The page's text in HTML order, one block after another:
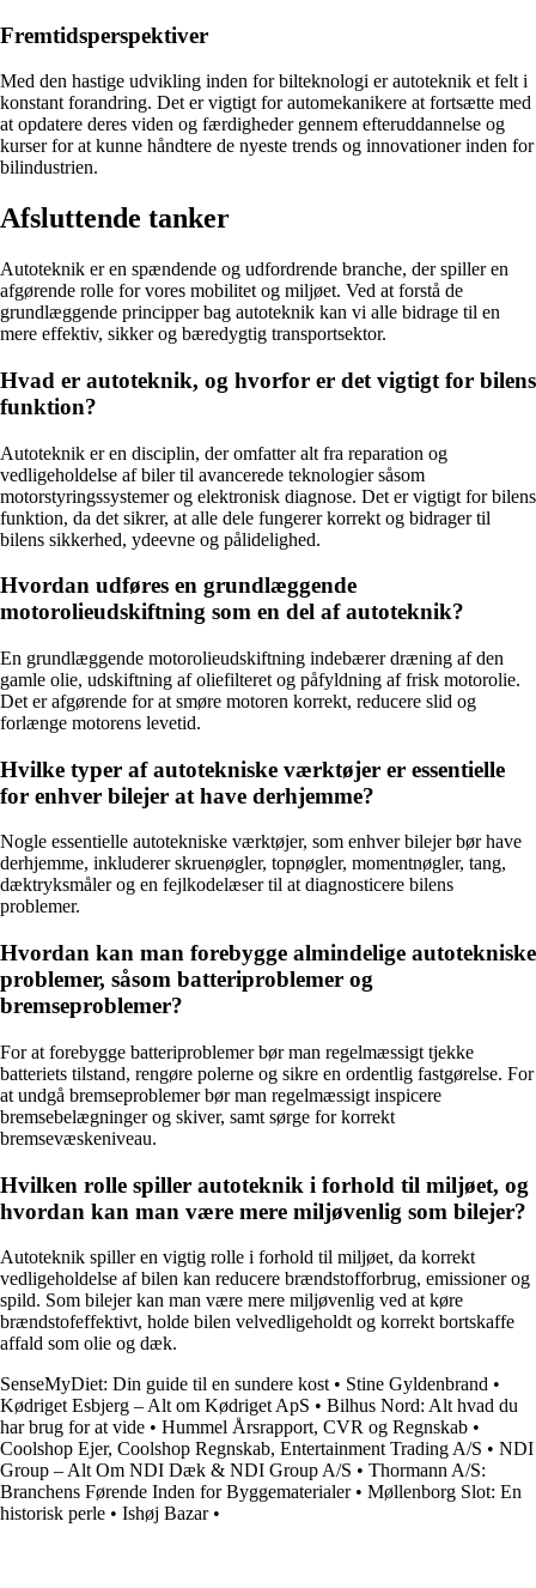
Fremtidsperspektiver
Med den hastige udvikling inden for bilteknologi er autoteknik et felt i
konstant forandring. Det er vigtigt for automekanikere at fortsætte med
at opdatere deres viden og færdigheder gennem efteruddannelse og
kurser for at kunne håndtere de nyeste trends og innovationer inden for
bilindustrien.
Afsluttende tanker
Autoteknik er en spændende og udfordrende branche, der spiller en
afgørende rolle for vores mobilitet og miljøet. Ved at forstå de
grundlæggende principper bag autoteknik kan vi alle bidrage til en
mere effektiv, sikker og bæredygtig transportsektor.
Hvad er autoteknik, og hvorfor er det vigtigt for bilens
funktion?
Autoteknik er en disciplin, der omfatter alt fra reparation og
vedligeholdelse af biler til avancerede teknologier såsom
motorstyringssystemer og elektronisk diagnose. Det er vigtigt for bilens
funktion, da det sikrer, at alle dele fungerer korrekt og bidrager til
bilens sikkerhed, ydeevne og pålidelighed.
Hvordan udføres en grundlæggende
motorolieudskiftning som en del af autoteknik?
En grundlæggende motorolieudskiftning indebærer dræning af den
gamle olie, udskiftning af oliefilteret og påfyldning af frisk motorolie.
Det er afgørende for at smøre motoren korrekt, reducere slid og
forlænge motorens levetid.
Hvilke typer af autotekniske værktøjer er essentielle
for enhver bilejer at have derhjemme?
Nogle essentielle autotekniske værktøjer, som enhver bilejer bør have
derhjemme, inkluderer skruenøgler, topnøgler, momentnøgler, tang,
dæktryksmåler og en fejlkodelæser til at diagnosticere bilens
problemer.
Hvordan kan man forebygge almindelige autotekniske
problemer, såsom batteriproblemer og
bremseproblemer?
For at forebygge batteriproblemer bør man regelmæssigt tjekke
batteriets tilstand, rengøre polerne og sikre en ordentlig fastgørelse. For
at undgå bremseproblemer bør man regelmæssigt inspicere
bremsebelægninger og skiver, samt sørge for korrekt
bremsevæskeniveau.
Hvilken rolle spiller autoteknik i forhold til miljøet, og
hvordan kan man være mere miljøvenlig som bilejer?
Autoteknik spiller en vigtig rolle i forhold til miljøet, da korrekt
vedligeholdelse af bilen kan reducere brændstofforbrug, emissioner og
spild. Som bilejer kan man være mere miljøvenlig ved at køre
brændstofeffektivt, holde bilen velvedligeholdt og korrekt bortskaffe
affald som olie og dæk.
SenseMyDiet: Din guide til en sundere kost • Stine Gyldenbrand •
Kødriget Esbjerg – Alt om Kødriget ApS • Bilhus Nord: Alt hvad du
har brug for at vide • Hummel Årsrapport, CVR og Regnskab •
Coolshop Ejer, Coolshop Regnskab, Entertainment Trading A/S • NDI
Group – Alt Om NDI Dæk & NDI Group A/S • Thormann A/S:
Branchens Førende Inden for Byggematerialer• Møllenborg Slot: En
historisk perle • Ishøj Bazar•